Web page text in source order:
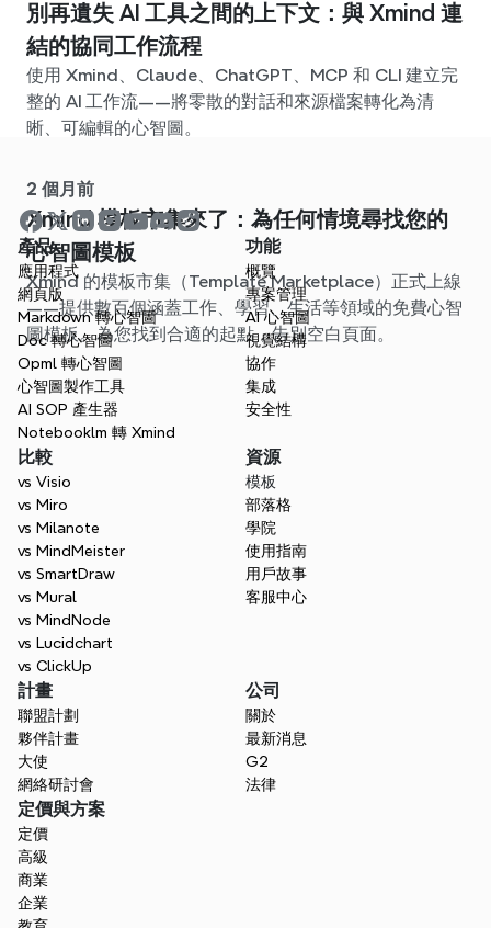
別再遺失 AI 工具之間的上下文：與 Xmind 連
結的協同工作流程
使用 Xmind、Claude、ChatGPT、MCP 和 CLI 建立完
整的 AI 工作流——將零散的對話和來源檔案轉化為清
晰、可編輯的心智圖。
2 個月前
Xmind 模板市集來了：為任何情境尋找您的
心智圖模板
Xmind 的模板市集（Template Marketplace）正式上線
——提供數百個涵蓋工作、學習、生活等領域的免費心智
圖模板。為您找到合適的起點，告別空白頁面。
產品
應用程式
網頁版
Markdown 轉心智圖
Doc 轉心智圖
Opml 轉心智圖
心智圖製作工具
AI SOP 產生器
Notebooklm 轉 Xmind
功能
概覽
專案管理
AI 心智圖
視覺結構
協作
集成
安全性
比較
vs Visio
vs Miro
vs Milanote
vs MindMeister
vs SmartDraw
vs Mural
vs MindNode
vs Lucidchart
vs ClickUp
資源
模板
部落格
學院
使用指南
用戶故事
客服中心
計畫
聯盟計劃
夥伴計畫
大使
網絡研討會
公司
關於
最新消息
G2
法律
定價與方案
定價
高級
商業
企業